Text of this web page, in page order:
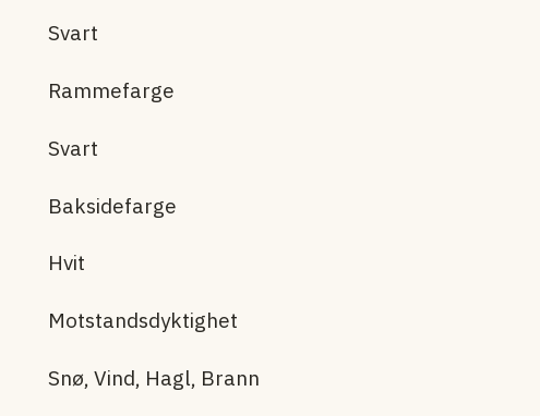
Svart
Rammefarge
Svart
Baksidefarge
Hvit
Motstandsdyktighet
Snø, Vind, Hagl, Brann